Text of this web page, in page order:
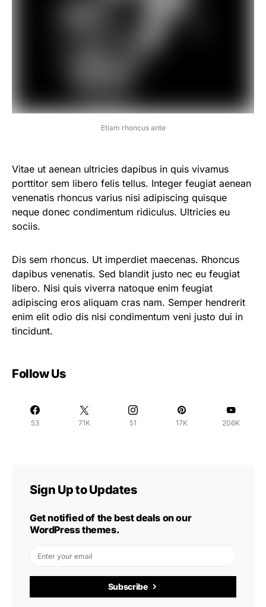
Etiam rhoncus ante
Vitae ut aenean ultricies dapibus in quis vivamus
porttitor sem libero felis tellus. Integer feugiat aenean
venenatis rhoncus varius nisi adipiscing quisque
neque donec condimentum ridiculus. Ultricies eu
sociis.
Dis sem rhoncus. Ut imperdiet maecenas. Rhoncus
dapibus venenatis. Sed blandit justo nec eu feugiat
libero. Nisi quis viverra natoque enim feugiat
adipiscing eros aliquam cras nam. Semper hendrerit
enim elit odio dis nisi condimentum veni justo dui in
tincidunt.
Follow Us
53 71K 51 17K 206K
Sign Up to Updates
Get notified of the best deals on our
WordPress themes.
Subscribe